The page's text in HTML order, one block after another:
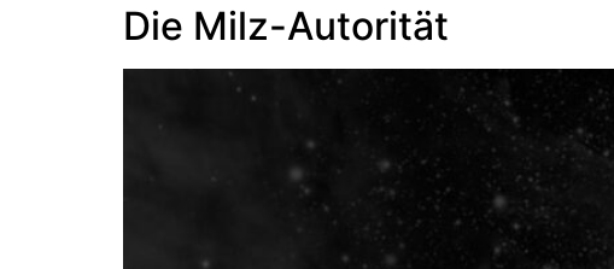
Die Milz-Autorität